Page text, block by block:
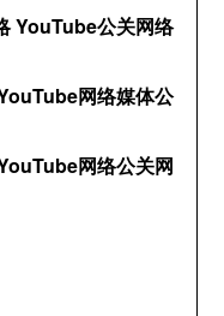
YouTube公关网络
网络媒体公
网络公关网